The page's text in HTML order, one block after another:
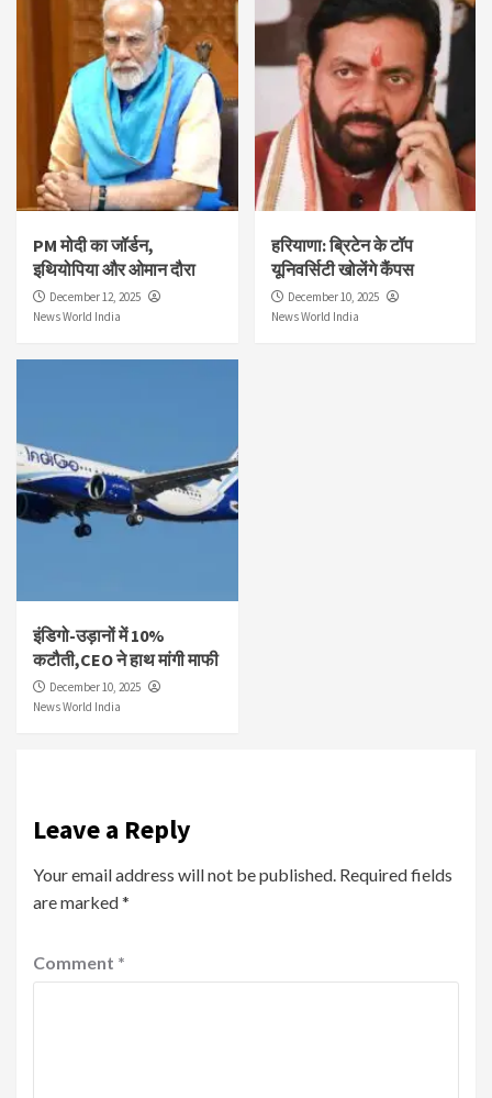
PM मोदी का जॉर्डन,
इथियोपिया और ओमान दौरा
December 12, 2025
News World India
हरियाणा: ब्रिटेन के टॉप
यूनिवर्सिटी खोलेंगे कैंपस
December 10, 2025
News World India
इंडिगो-उड़ानों में 10%
कटौती,CEO ने हाथ मांगी माफी
December 10, 2025
News World India
Leave a Reply
Your email address will not be published. Required fields
are marked*
Comment *